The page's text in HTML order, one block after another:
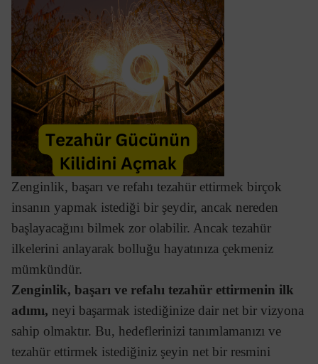
Zenginlik, başarı ve refahı tezahür ettirmek birçok
insanın yapmak istediği bir şeydir, ancak nereden
başlayacağını bilmek zor olabilir. Ancak tezahür
ilkelerini anlayarak bolluğu hayatınıza çekmeniz
mümkündür.
Zenginlik, başarı ve refahı tezahür ettirmenin ilk
adımı, neyi başarmak istediğinize dair net bir vizyona
sahip olmaktır. Bu, hedeflerinizi tanımlamanızı ve
tezahür ettirmek istediğiniz şeyin net bir resmini